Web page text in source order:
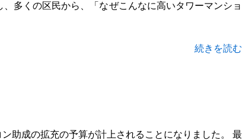
多くの区民から、「なぜこんなに高いタワーマンショ
続きを読む
助成の拡充の予算が計上されることになりました。 最